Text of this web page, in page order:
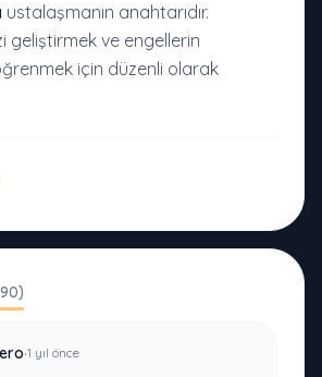
ustalaşmanın anahtarıdır.
geliştirmek ve engellerin
için düzenli olarak
·1 yıl önce